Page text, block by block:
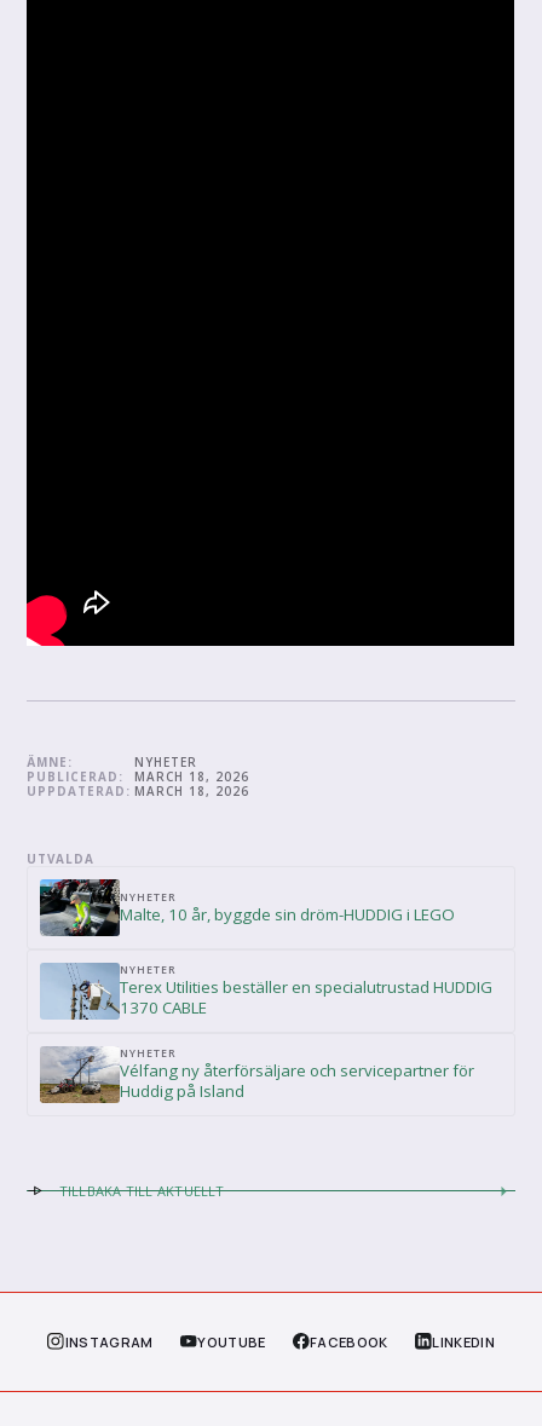
ÄMNE:
NYHETER
PUBLICERAD:
MARCH 18, 2026
UPPDATERAD: MARCH 18, 2026
UTVALDA
NYHETER
Malte, 10 år, byggde sin dröm-HUDDIG i LEGO
NYHETER
Terex Utilities beställer en specialutrustad HUDDIG
1370 CABLE
NYHETER
Vélfang ny återförsäljare och servicepartner för
Huddig på Island
TILLBAKA TILL AKTUELLT
INSTAGRAM YOUTUBE FACEBOOK LINKEDIN